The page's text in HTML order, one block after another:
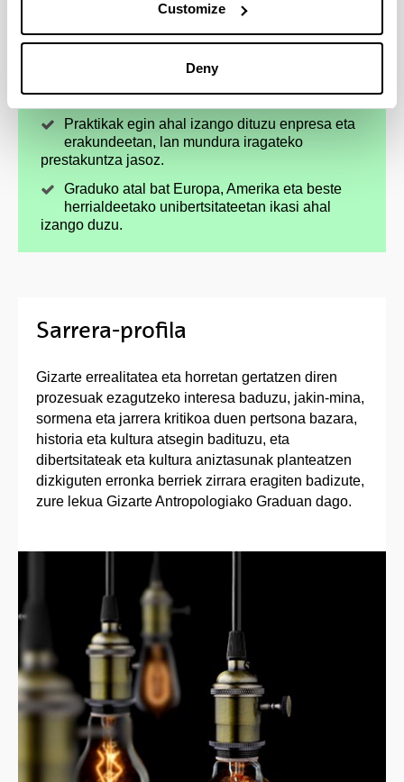
Customize
Deny
dituzu, kultur aniztasuna balioetsi eta gizartea
hobeki ulertuko duzu.
ahal izango duzu inguruaren aurrerakuntzan
eta era askotariko gizarte problemen ebazpidean.
Praktikak egin ahal izango dituzu enpresa eta
erakundeetan, lan mundura iragateko
prestakuntza jasoz.
Graduko atal bat Europa, Amerika eta beste
herrialdeetako unibertsitateetan ikasi ahal
izango duzu.
Sarrera-profila
Gizarte errealitatea eta horretan gertatzen diren
prozesuak ezagutzeko interesa baduzu, jakin-mina,
sormena eta jarrera kritikoa duen pertsona bazara,
historia eta kultura atsegin badituzu, eta
dibertsitateak eta kultura aniztasunak planteatzen
dizkiguten erronka berriek zirrara eragiten badizute,
zure lekua Gizarte Antropologiako Graduan dago.